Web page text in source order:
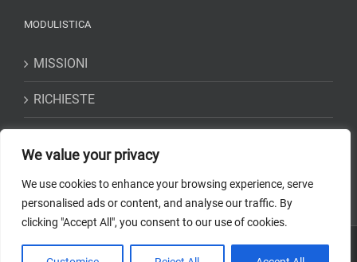
We value your privacy
We use cookies to enhance your browsing experience, serve
personalised ads or content, and analyse our traffic. By
clicking "Accept All", you consent to our use of cookies.
MODULISTICA
MISSIONI
RICHIESTE
Copyright 2018-2023 Osservatorio Astrofisico di Torino -INAF| Tutti i